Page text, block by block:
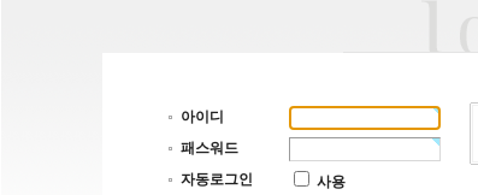
아이디
패스워드
자동로그인
사용